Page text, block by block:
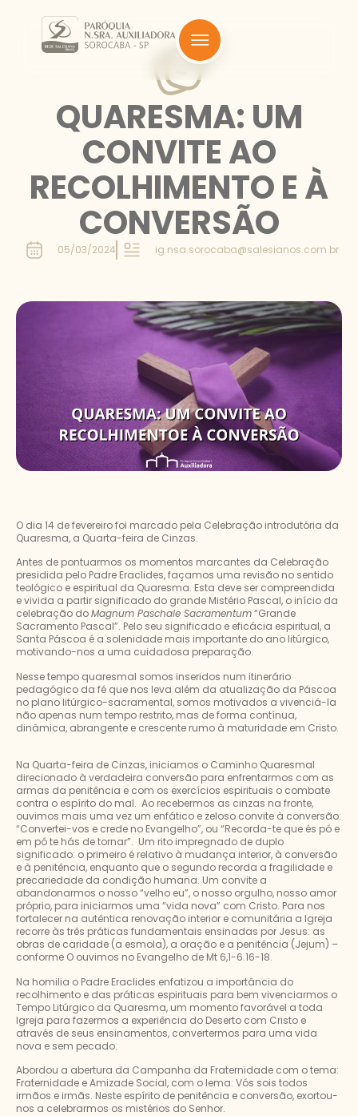
QUARESMA: UM
CONVITE AO
RECOLHIMENTO E À
CONVERSÃO
05/03/2024 ig.nsa.sorocaba@salesianos.com.br
O dia 14 de fevereiro foi marcado pela Celebração introdutória da
Quaresma, a Quarta-feira de Cinzas.
Antes de pontuarmos os momentos marcantes da Celebração
presidida pelo Padre Eraclides, façamos uma revisão no sentido
teológico e espiritual da Quaresma. Esta deve ser compreendida
e vivida a partir significado do grande Mistério Pascal, o início da
celebração doMagnum Paschale Sacramentum“Grande
Sacramento Pascal”. Pelo seu significado e eficácia espiritual, a
Santa Páscoa é a solenidade mais importante do ano litúrgico,
motivando-nos a uma cuidadosa preparação.
Nesse tempo quaresmal somos inseridos num itinerário
pedagógico da fé que nos leva além da atualização da Páscoa
no plano litúrgico-sacramental, somos motivados a vivenciá-la
não apenas num tempo restrito, mas de forma contínua,
dinâmica, abrangente e crescente rumo à maturidade em Cristo.
Na Quarta-feira de Cinzas, iniciamos o Caminho Quaresmal
direcionado à verdadeira conversão para enfrentarmos com as
armas da penitência e com os exercícios espirituais o combate
contra o espírito do mal. Ao recebermos as cinzas na fronte,
ouvimos mais uma vez um enfático e zeloso convite à conversão:
“Convertei-vos e crede no Evangelho”, ou “Recorda-te que és pó e
em pó te hás de tornar”. Um rito impregnado de duplo
significado: o primeiro é relativo à mudança interior, à conversão
e à penitência, enquanto que o segundo recorda a fragilidade e
precariedade da condição humana. Um convite a
abandonarmos o nosso “velho eu”, o nosso orgulho, nosso amor
próprio, para iniciarmos uma “vida nova” com Cristo. Para nos
fortalecer na autêntica renovação interior e comunitária a Igreja
recorre às três práticas fundamentais ensinadas por Jesus: as
obras de caridade (a esmola), a oração e a penitência (Jejum) –
conforme O ouvimos no Evangelho de Mt 6,1-6.16-18.
Na homilia o Padre Eraclides enfatizou a importância do
recolhimento e das práticas espirituais para bem vivenciarmos o
Tempo Litúrgico da Quaresma, um momento favorável a toda
Igreja para fazermos a experiência do Deserto com Cristo e
através de seus ensinamentos, convertermos para uma vida
nova e sem pecado.
Abordou a abertura da Campanha da Fraternidade com o tema:
Fraternidade e Amizade Social, com o lema: Vós sois todos
irmãos e irmãs. Neste espírito de penitência e conversão, exortou-
nos a celebrarmos os mistérios do Senhor.